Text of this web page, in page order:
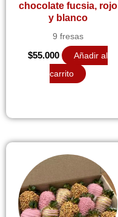
chocolate fucsia, rojo
y blanco
9 fresas
$55.000
Añadir al
carrito